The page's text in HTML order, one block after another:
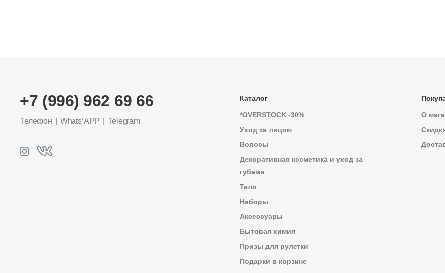
+7 (996) 962 69 66
Телефон Whats’APP Telegram
Каталог
*OVERSTOCK -30%
Уход за лицом
Волосы
Декоративная косметика и уход за
губами
Тело
Наборы
Аксессуары
Бытовая химия
Призы для рулетки
Подарки в корзине
О